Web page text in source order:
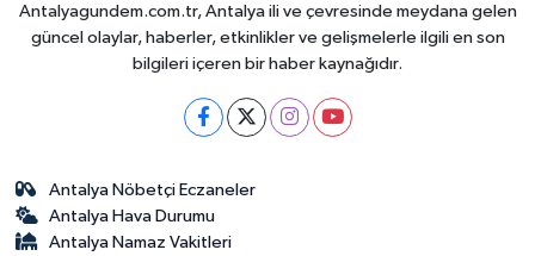
Antalyagundem.com.tr, Antalya ili ve çevresinde meydana gelen
güncel olaylar, haberler, etkinlikler ve gelişmelerle ilgili en son
bilgileri içeren bir haber kaynağıdır.
Antalya Nöbetçi Eczaneler
Antalya Hava Durumu
Antalya Namaz Vakitleri